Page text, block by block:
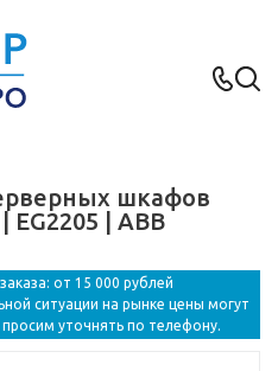
шкафов
EG2205 | ABB
от 15 000 рублей
ситуации на рынке цены могут
уточнять по телефону.